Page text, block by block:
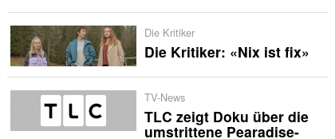
Die Kritiker
Die Kritiker: «Nix ist fix»
TV-News
TLC zeigt Doku über die
umstrittene Pearadise-